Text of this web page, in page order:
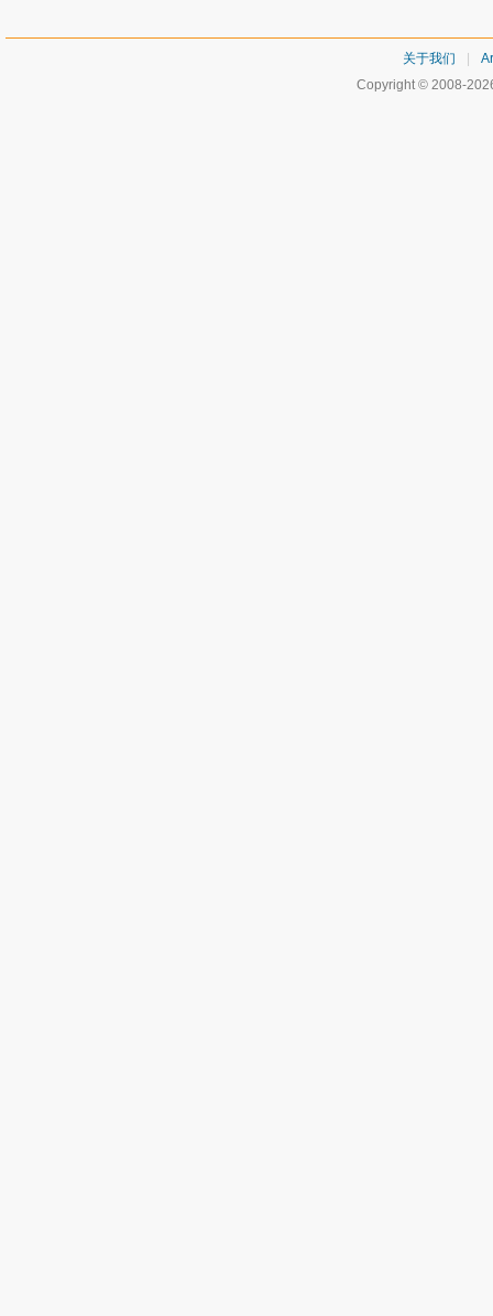
关于我们
Copyright © 2008-